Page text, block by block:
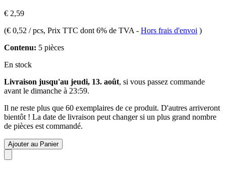
€ 2,59
(€ 0,52 / pcs, Prix TTC dont 6% de TVA - Hors frais d'envoi )
Contenu: 5 pièces
En stock
Livraison jusqu'au jeudi, 13. août, si vous passez commande
avant le dimanche à 23:59.
Il ne reste plus que 60 exemplaires de ce produit. D'autres arriveront
bientôt ! La date de livraison peut changer si un plus grand nombre
de pièces est commandé.
Ajouter au Panier